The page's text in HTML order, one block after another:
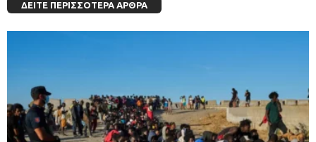
ΔΕΊΤΕ ΠΕΡΙΣΣΌΤΕΡΑ ΆΡΘΡΑ